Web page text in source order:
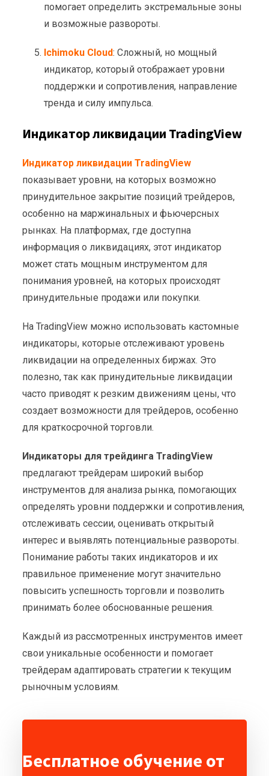
помогает определить экстремальные зоны
и возможные развороты.
Ichimoku Cloud: Сложный, но мощный
индикатор, который отображает уровни
поддержки и сопротивления, направление
тренда и силу импульса.
Индикатор ликвидации TradingView
Индикатор ликвидации TradingView
показывает уровни, на которых возможно
принудительное закрытие позиций трейдеров,
особенно на маржинальных и фьючерсных
рынках. На платформах, где доступна
информация о ликвидациях, этот индикатор
может стать мощным инструментом для
понимания уровней, на которых происходят
принудительные продажи или покупки.
На TradingView можно использовать кастомные
индикаторы, которые отслеживают уровень
ликвидации на определенных биржах. Это
полезно, так как принудительные ликвидации
часто приводят к резким движениям цены, что
создает возможности для трейдеров, особенно
для краткосрочной торговли.
Индикаторы для трейдинга TradingView
предлагают трейдерам широкий выбор
инструментов для анализа рынка, помогающих
определять уровни поддержки и сопротивления,
отслеживать сессии, оценивать открытый
интерес и выявлять потенциальные развороты.
Понимание работы таких индикаторов и их
правильное применение могут значительно
повысить успешность торговли и позволить
принимать более обоснованные решения.
Каждый из рассмотренных инструментов имеет
свои уникальные особенности и помогает
трейдерам адаптировать стратегии к текущим
рыночным условиям.
Бесплатное обучение от